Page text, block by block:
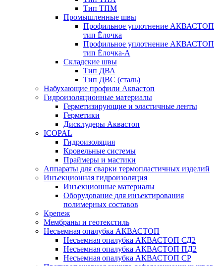
Тип ТПМ
Промышленные швы
Профильное уплотнение АКВАСТОП
тип Ёлочка
Профильное уплотнение АКВАСТОП
тип Ёлочка-А
Складские швы
Тип ДВА
Тип ДВС (сталь)
Набухающие профили Аквастоп
Гидроизоляционные материалы
Герметизирующие и эластичные ленты
Герметики
Дисклудеры Аквастоп
ICOPAL
Гидроизоляция
Кровельные системы
Праймеры и мастики
Аппараты для сварки термопластичных изделий
Инъекционная гидроизоляция
Инъекционные материалы
Оборудование для инъектирования
полимерных составов
Крепеж
Мембраны и геотекстиль
Несъемная опалубка АКВАСТОП
Несъемная опалубка АКВАСТОП СД2
Несъемная опалубка АКВАСТОП ПД2
Несъемная опалубка АКВАСТОП СР